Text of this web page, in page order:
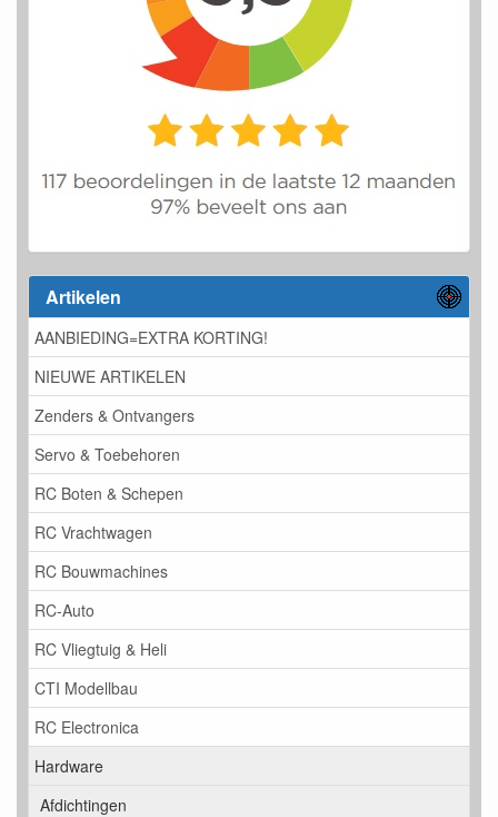
Artikelen
AANBIEDING=EXTRA KORTING!
NIEUWE ARTIKELEN
Zenders & Ontvangers
Servo & Toebehoren
RC Boten & Schepen
RC Vrachtwagen
RC Bouwmachines
RC-Auto
RC Vliegtuig & Heli
CTI Modellbau
RC Electronica
Hardware
Afdichtingen